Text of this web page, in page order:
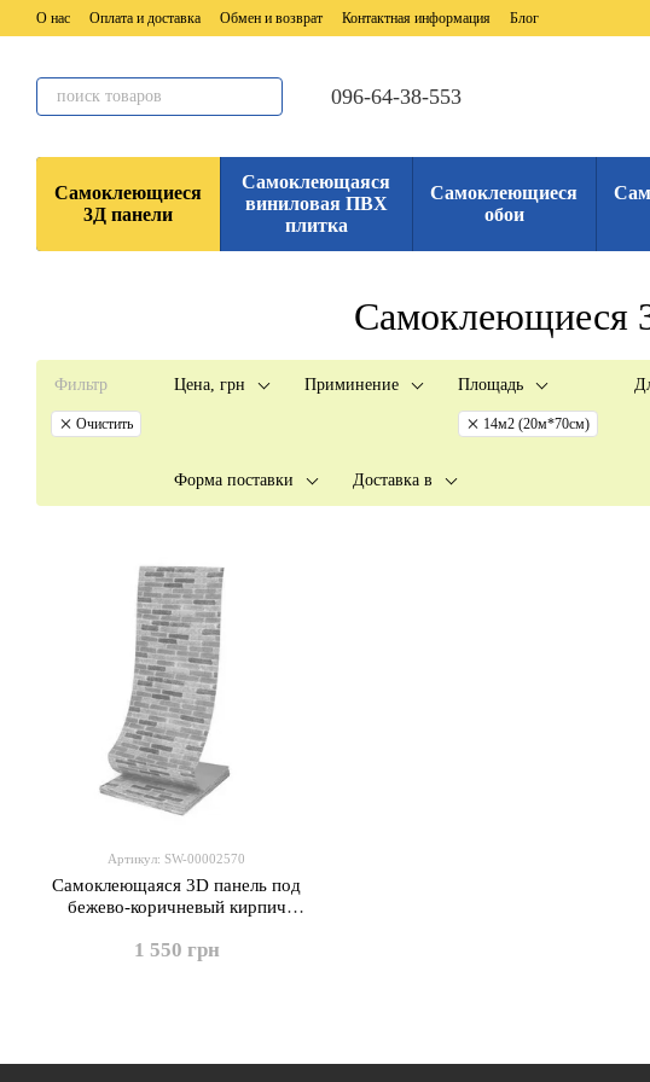
Перейти к основному контенту
О нас Оплата и доставка Обмен и возврат Контактная информация Блог
096-64-38-553
Самоклеющиеся
3Д панели
Самоклеющаяся
виниловая ПВХ
плитка
Самоклеющиеся
обои
Самоклеющиеся
Фильтр
Очистить
Цена, грн Приминение Площадь
14м2 (20м*70см)
Форма поставки Доставка в
Артикул: SW-00002570
Самоклеющаяся 3D панель под
бежево-коричневый кирпич
SW-00002570-
1 550 грн